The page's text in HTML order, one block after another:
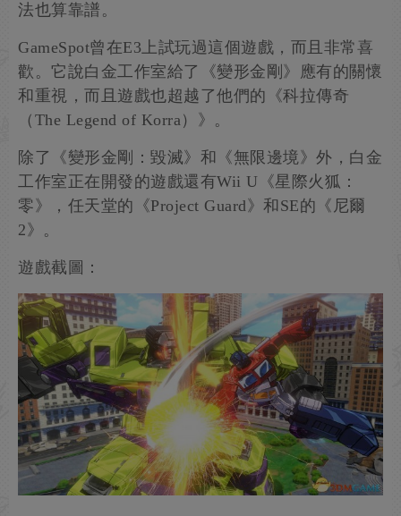
法也算靠譜。
GameSpot曾在E3上試玩過這個遊戲，而且非常喜
歡。它說白金工作室給了《變形金剛》應有的關懷
和重視，而且遊戲也超越了他們的《科拉傳奇
（The Legend of Korra）》。
除了《變形金剛：毀滅》和《無限邊境》外，白金
工作室正在開發的遊戲還有Wii U《星際火狐：
零》，任天堂的《Project Guard》和SE的《尼爾
2》。
遊戲截圖：